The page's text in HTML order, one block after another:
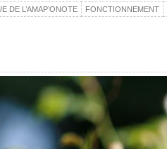
DE L’AMAP’ONOTE FONCTIONNEMENT